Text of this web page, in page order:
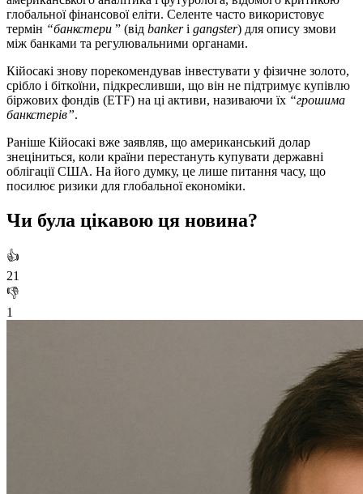
глобальної фінансової еліти. Селенте часто використовує
термін “банкстери ” (від bankerі gangster) для опису змови
між банками та регулювальними органами.
Кійосакі знову порекомендував інвестувати у фізичне золото,
срібло і біткоїни, підкресливши, що він не підтримує купівлю
біржових фондів (ETF) на ці активи, називаючи їх “грошима
банкстерів”.
Раніше Кійосакі вже заявляв, що американський долар
знеціниться, коли країни перестануть купувати державні
облігації США. На його думку, це лише питання часу, що
посилює ризики для глобальної економіки.
Чи була цікавою ця новина?
👍
21
👎
1